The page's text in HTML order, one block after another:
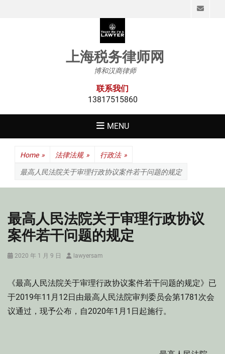
上海税务律师网
博和汉商律师
联系我们
13817515860
MENU
Home » 法律法规 » 行政法 »
最高人民法院关于审理行政协议案件若干问题的规定
最高人民法院关于审理行政协议
案件若干问题的规定
Posted
2020 年 1 月 9 日 Authorlawyersam
《最高人民法院关于审理行政协议案件若干问题的规定》已
于2019年11月12日由最高人民法院审判委员会第1781次会
议通过，现予公布，自2020年1月1日起施行。